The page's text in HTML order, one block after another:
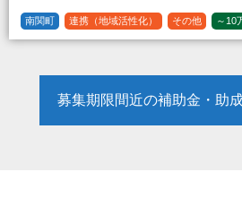
南関町 連携（地域活性化） その他 ～10
募集期限間近の補助金・助